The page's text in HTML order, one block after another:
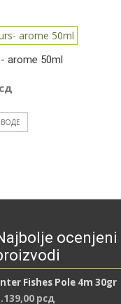
arome 50ml
ocenjeni
Fishes Pole 4m 30gr
рсд